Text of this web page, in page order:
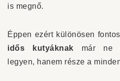
is megnő.
Éppen ezért különösen
idős kutyáknak már ne
legyen, hanem része a